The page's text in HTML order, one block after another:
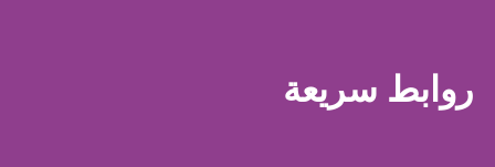
روابط سريعة